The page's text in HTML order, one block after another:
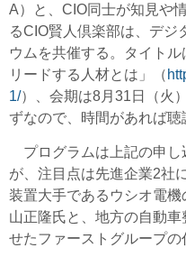
A）と、CIO同士が知見や
るCIO賢人倶楽部は、デジ
ウムを共催する。タイト
リードする人材とは」（
1/）、会期は8月31日（火
ずなので、時間があれば聴
プログラムは上記の申し
が、注目点は先進企業2社
装置大手であるウシオ電
山正隆氏と、地方の自動
せたファーストグループの